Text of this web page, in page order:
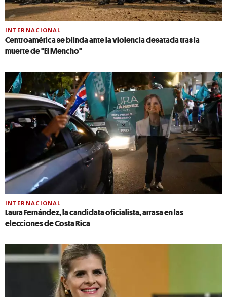
INTERNACIONAL
Centroamérica se blinda ante la violencia desatada tras la
muerte de "El Mencho"
INTERNACIONAL
Laura Fernández, la candidata oficialista, arrasa en las
elecciones de Costa Rica